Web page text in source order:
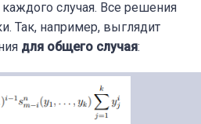
случая. Все решения
Так, например, выглядит
для общего случая: